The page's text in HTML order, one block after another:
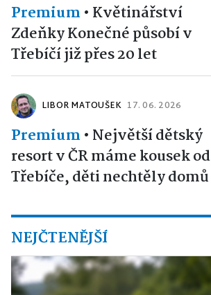
Premium • Květinářství
Zdeňky Konečné působí v
Třebíčí již přes 20 let
LIBOR MATOUŠEK 17. 06. 2026
Premium • Největší dětský
resort v ČR máme kousek od
Třebíče, děti nechtěly domů
NEJČTENĚJŠÍ